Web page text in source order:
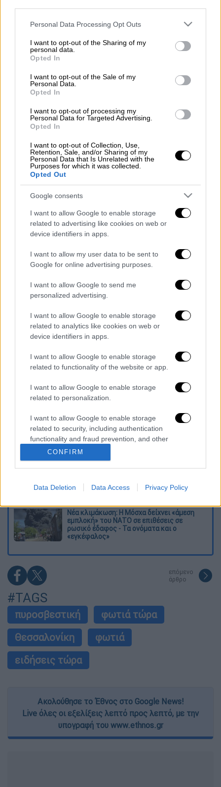
Please note that this website/app uses one or more Google
not limited to your visit or usage behaviour. You may click to
grant or deny consent to Google and its third-party tags to
use your data for below specified purposes in below Google
consent section.
Personal Data Processing Opt Outs
I want to opt-out of the Sharing of my
personal data.
Opted In
I want to opt-out of the Sale of my
Personal Data.
Opted In
I want to opt-out of processing my
Personal Data for Targeted Advertising.
Opted In
I want to opt-out of Collection, Use,
Retention, Sale, and/or Sharing of my
Personal Data that Is Unrelated with the
Purposes for which it was collected.
Opted Out
Google consents
I want to allow Google to enable storage
related to advertising like cookies on web or
device identifiers in apps.
I want to allow my user data to be sent to
Google for online advertising purposes.
I want to allow Google to send me
personalized advertising.
I want to allow Google to enable storage
related to analytics like cookies on web or
device identifiers in apps.
I want to allow Google to enable storage
related to functionality of the website or app.
I want to allow Google to enable storage
related to personalization.
I want to allow Google to enable storage
related to security, including authentication
functionality and fraud prevention, and other
user protection.
CONFIRM
Data Deletion Data Access Privacy Policy
Θεσσαλονίκης.
Και εναέρια μέσα στην επιχείρηση
της πυροσβεστικής
Στο σημείο έχουν αναπτυχθεί
πυροσβέστες,
πεζοπόρωντης 2ης ΕΜΟΔΕ, καθώς και12
οχήματα.Στην επιχείρηση συνδράμουν
κατάσβεσης ενισχύουν και δύο ελικόπτερα
τα οποία πραγματοποιούν ρίψεις νερού από
αέρος.
#Πυρκαγιάσε δασική έκταση στο
Εξαμίλι Θεσσαλονίκης.
Κινητοποιήθηκαν 41#πυροσβέστες
με 2 ομάδες πεζοπόρων της 2ης
ΕΜΟΔΕ, εθελοντές, 12 οχήματα και
2 Ε/Π.
— Πυροσβεστικό Σώμα
(@pyrosvestiki)September 27, 2025
Διαβάστε ακόμη
Βοιωτία: Κλείνει το αιολικό πάρκο από
όπου ξεκίνησε η φωτιά - Στο στόχαστρο
Σοκαριστικό βίντεο από το τροχαίο στις
Σέρρες που σκοτώθηκαν μητέρα και γιος:
Το ΙΧ πέφτει πάνω στο φορτηγό
κατηγορούμενου για τη δολοφονία της
Νέα κλιμάκωση: Η Μόσχα δείχνει «άμεση
εμπλοκή» του ΝΑΤΟ σε επιθέσεις σε
ρωσικό έδαφος - Τα ονόματα και ο
«εγκέφαλος»
επόμενο
άρθρο
#TAGS
πυροσβεστική
φωτιά τώρα
Θεσσαλονίκη
φωτιά
ειδήσεις τώρα
Ακολούθησε το Έθνος στο Google News!
Live όλες οι εξελίξεις λεπτό προς λεπτό, με την
υπογραφή του www.ethnos.gr